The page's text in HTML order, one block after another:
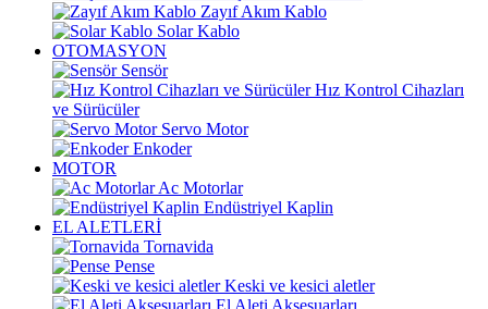
Zayıf Akım Kablo
Solar Kablo
OTOMASYON
Sensör
Hız Kontrol Cihazları
ve Sürücüler
Servo Motor
Enkoder
MOTOR
Ac Motorlar
Endüstriyel Kaplin
EL ALETLERİ
Tornavida
Pense
Keski ve kesici aletler
El Aleti Aksesuarları